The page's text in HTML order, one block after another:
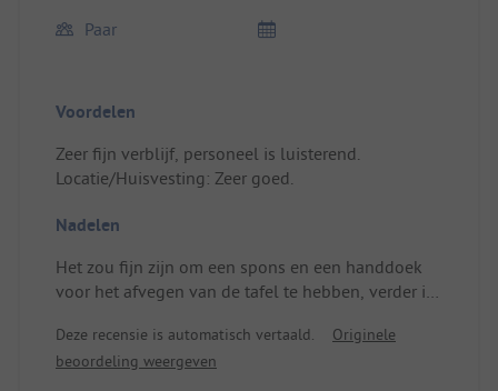
Paar
Voordelen
Zeer fijn verblijf, personeel is luisterend.
Locatie/Huisvesting: Zeer goed.
Nadelen
Het zou fijn zijn om een spons en een handdoek
voor het afvegen van de tafel te hebben, verder is
Locatie/Huisvesting: Geen negatieve punten.
Deze recensie is automatisch vertaald.
Originele
beoordeling weergeven